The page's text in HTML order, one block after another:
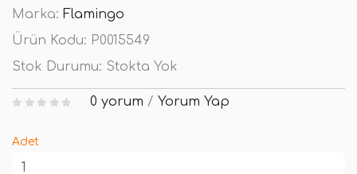
Marka: Flamingo
Ürün Kodu: P0015549
Stok Durumu: Stokta Yok
0 yorum / Yorum Yap
Adet